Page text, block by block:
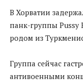
В Хорватии
панк-группы Pussy
родом из
Группа сейчас
антивоенными